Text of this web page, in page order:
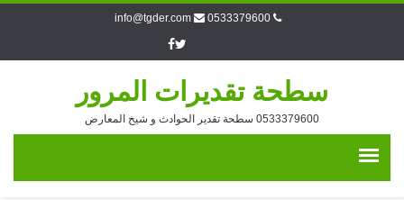
0533379600
info@tgder.com
سطحة تقديرات المرور
0533379600 سطحة تقدير الحوادث و شيخ المعارض